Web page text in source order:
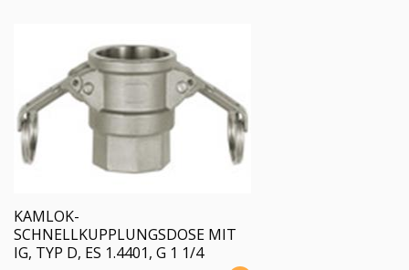
KAMLOK-
SCHNELLKUPPLUNGSDOSE MIT
IG, TYP D, ES 1.4401, G 1 1/4